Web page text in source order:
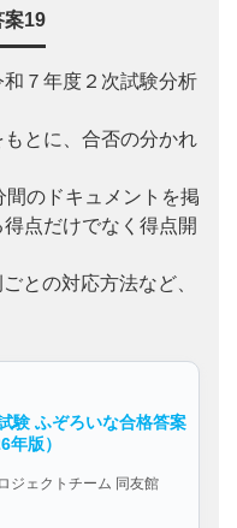
案19
７年度２次試験分析
とに、合否の分かれ
のドキュメントを掲
点だけでなく得点開
との対応方法など、
験 ふぞろいな合格答案
版）
ジェクトチーム 同友館